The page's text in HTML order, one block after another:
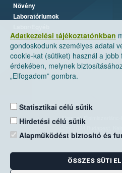
Adatkezelési tájékoztatónkban
gondoskodunk személyes adatai
cookie-kat (sütiket) használ a jobb
érdekében, melynek
„Elfogadom” gombra.
Statisztikai célú sütik
Hirdetési célú sütik
Alapműködést biztosító és
ÖSSZES SÜTI
Növény
Laboratóriumok
Nemzeti Élelmiszerlánc-
Levelezési cím: 1525
E-mail: